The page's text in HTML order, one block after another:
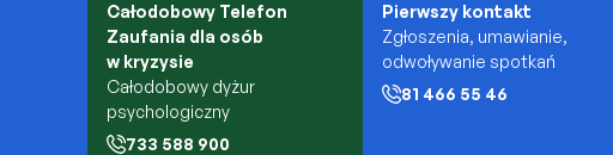
Całodobowy Telefon
Zaufania dla osób
w kryzysie
Całodobowy dyżur
psychologiczny
733 588 900
Pierwszy kontakt
Zgłoszenia, umawianie,
odwoływanie spotkań
81 466 55 46